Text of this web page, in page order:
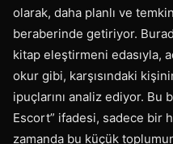
olarak, daha planlı ve
beraberinde getiriyor.
kitap eleştirmeni edasıyla,
okur gibi, karşısındaki
ipuçlarını analiz ediyor. Bu
Escort” ifadesi, sadece bir
zamanda bu küçük